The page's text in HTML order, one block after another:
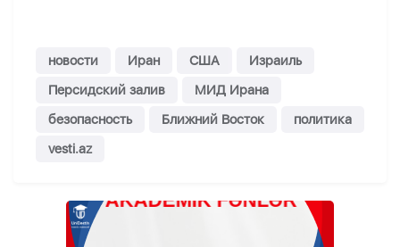
новости Иран США
Израиль
Персидский залив
МИД Ирана
безопасность
Ближний Восток
политика
vesti.az